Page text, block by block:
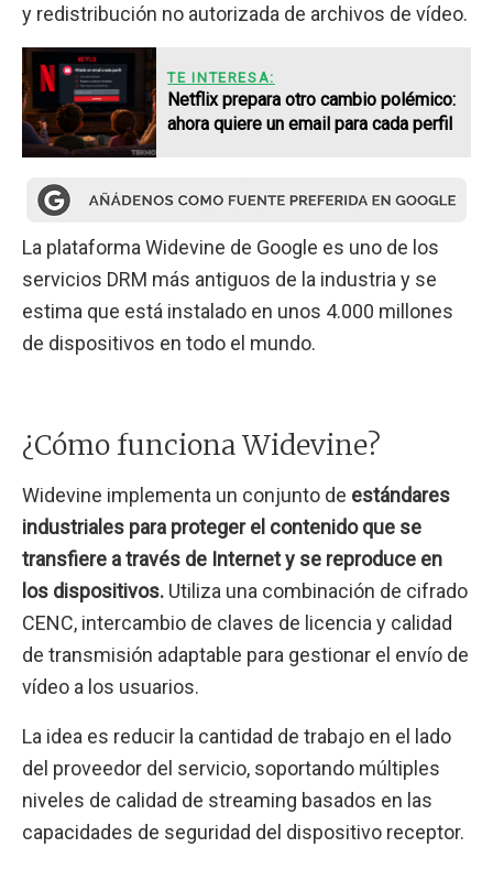
y redistribución no autorizada de archivos de vídeo.
TE INTERESA:
Netflix prepara otro cambio polémico:
ahora quiere un email para cada perfil
La plataforma Widevine de Google es uno de los
servicios DRM más antiguos de la industria y se
estima que está instalado en unos 4.000 millones
de dispositivos en todo el mundo.
¿Cómo funciona Widevine?
Widevine implementa un conjunto de estándares
industriales para proteger el contenido que se
transfiere a través de Internet y se reproduce en
los dispositivos. Utiliza una combinación de cifrado
CENC, intercambio de claves de licencia y calidad
de transmisión adaptable para gestionar el envío de
vídeo a los usuarios.
La idea es reducir la cantidad de trabajo en el lado
del proveedor del servicio, soportando múltiples
niveles de calidad de streaming basados en las
capacidades de seguridad del dispositivo receptor.